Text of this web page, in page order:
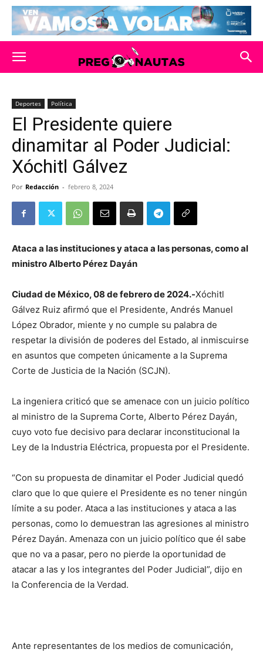
Deportes Política
El Presidente quiere
dinamitar al Poder Judicial:
Xóchitl Gálvez
Por Redacción - febrero 8, 2024
Ataca a las instituciones y ataca a las personas, como al
ministro Alberto Pérez Dayán
Ciudad de México, 08 de febrero de 2024.-Xóchitl
Gálvez Ruiz afirmó que el Presidente, Andrés Manuel
López Obrador, miente y no cumple su palabra de
respetar la división de poderes del Estado, al inmiscuirse
en asuntos que competen únicamente a la Suprema
Corte de Justicia de la Nación (SCJN).
La ingeniera criticó que se amenace con un juicio político
al ministro de la Suprema Corte, Alberto Pérez Dayán,
cuyo voto fue decisivo para declarar inconstitucional la
Ley de la Industria Eléctrica, propuesta por el Presidente.
“Con su propuesta de dinamitar el Poder Judicial quedó
claro que lo que quiere el Presidente es no tener ningún
límite a su poder. Ataca a las instituciones y ataca a las
personas, como lo demuestran las agresiones al ministro
Pérez Dayán. Amenaza con un juicio político que él sabe
que no va a pasar, pero no pierde la oportunidad de
atacar a las y los integrantes del Poder Judicial”, dijo en
la Conferencia de la Verdad.
Ante representantes de los medios de comunicación,